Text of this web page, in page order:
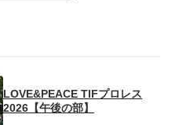
LOVE&PEACE TIFプロレス
2026【午後の部】